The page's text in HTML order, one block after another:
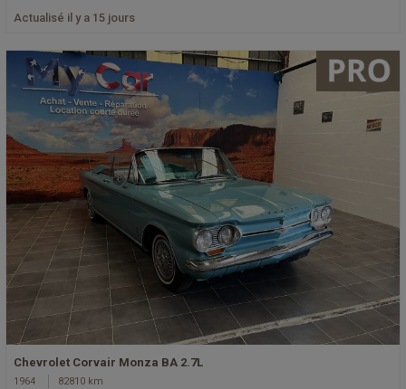
Actualisé il y a 15 jours
Chevrolet Corvair Monza BA 2.7L
1964 82810 km